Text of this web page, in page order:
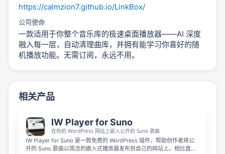
https://calmzion7.github.io/LinkBox/
公司使命
一款适用于你整个音乐库的极速桌面播放器——AI 深度
融入每一层，自动清理曲库，并拥有能学习你喜好的随
机播放功能。无需订阅，永远不用。
相关产品
IW Player for Suno
在你的 WordPress 网站上嵌入公开的 Suno 歌曲
IW Player for Suno 是一款免费的 WordPress 插件，帮助创作者将公
开的 Suno 歌曲以简洁的嵌入式播放器发布到自己的网站上。相比直接